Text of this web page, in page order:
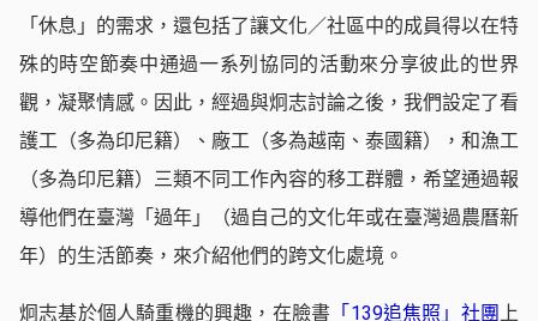
「休息」的需求，還包括了讓文化／社區中的成員得以在特
殊的時空節奏中通過一系列協同的活動來分享彼此的世界
觀，凝聚情感。因此，經過與炯志討論之後，我們設定了看
護工（多為印尼籍）、廠工（多為越南、泰國籍），和漁工
（多為印尼籍）三類不同工作內容的移工群體，希望通過報
導他們在臺灣「過年」（過自己的文化年或在臺灣過農曆新
年）的生活節奏，來介紹他們的跨文化處境。
炯志基於個人騎重機的興趣，在臉書 「139追焦照」社團上